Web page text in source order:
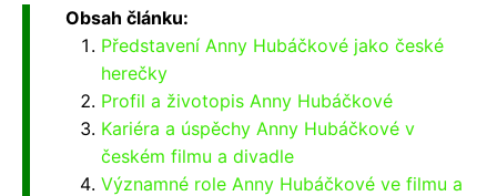
Obsah článku:
Představení Anny Hubáčkové jako české
herečky
Profil a životopis Anny Hubáčkové
Kariéra a úspěchy Anny Hubáčkové v
českém filmu a divadle
Významné role Anny Hubáčkové ve filmu a